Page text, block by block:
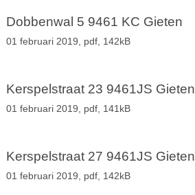
Dobbenwal 5 9461 KC Gieten
01 februari 2019, pdf, 142kB
Kerspelstraat 23 9461JS Gieten
01 februari 2019, pdf, 141kB
Kerspelstraat 27 9461JS Gieten
01 februari 2019, pdf, 142kB